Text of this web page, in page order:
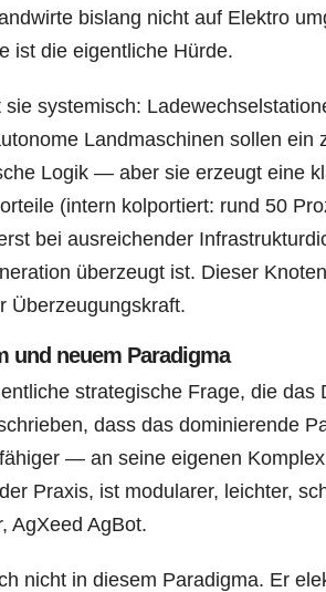
bislang nicht auf Elektro
ist die eigentliche Hürde.
sie systemisch:
Landmaschinen sollen
Logik — aber sie erzeugt eine
(intern kolportiert: rund 50
bei ausreichender
überzeugt ist. Dieser
Überzeugungskraft.
und neuem Paradigma
strategische Frage, die das
dass das dominierende
— an seine eigenen
Praxis, ist modularer, leichter,
AgXeed AgBot.
nicht in diesem Paradigma. Er